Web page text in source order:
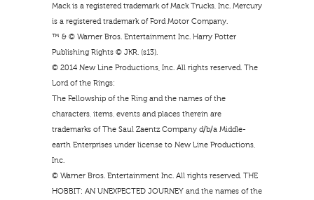
Mack is a registered trademark of Mack Trucks, Inc. Mercury
is a registered trademark of Ford Motor Company.
™ & © Warner Bros. Entertainment Inc. Harry Potter
Publishing Rights © JKR. (s13).
© 2014 New Line Productions, Inc. All rights reserved. The
Lord of the Rings:
The Fellowship of the Ring and the names of the
characters, items, events and places therein are
trademarks of The Saul Zaentz Company d/b/a Middle-
earth Enterprises under license to New Line Productions,
Inc.
© Warner Bros. Entertainment Inc. All rights reserved. THE
HOBBIT: AN UNEXPECTED JOURNEY and the names of the